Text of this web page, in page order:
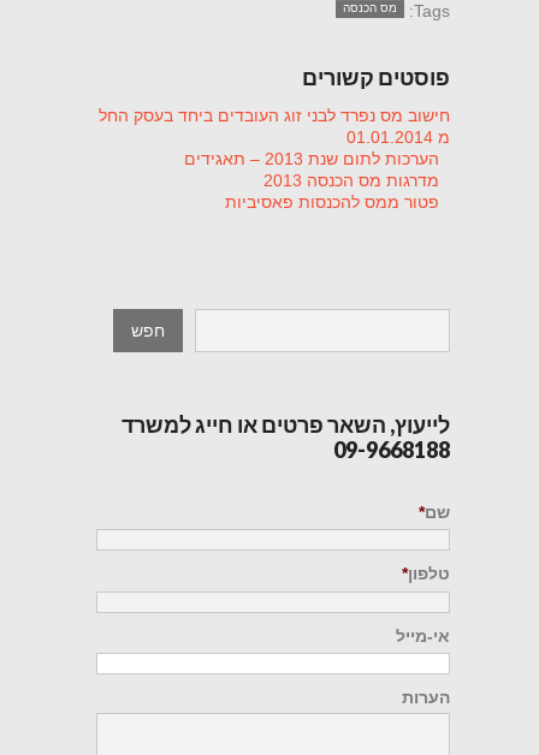
Tags: מס הכנסה
פוסטים קשורים
חישוב מס נפרד לבני זוג העובדים ביחד בעסק החל
מ 01.01.2014
הערכות לתום שנת 2013 – תאגידים
מדרגות מס הכנסה 2013
פטור ממס להכנסות פאסיביות
לייעוץ, השאר פרטים או חייג למשרד
09-9668188
שם*
טלפון*
אי-מייל
הערות